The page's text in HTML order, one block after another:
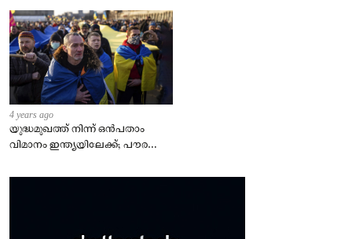
4 years ago
യുദ്ധമുഖത്ത് നിന്ന് ഒൻപതാം
വിമാനം ഇന്ത്യയിലേക്ക്; പൗരന്മാർ
– കേന്ദ്രം